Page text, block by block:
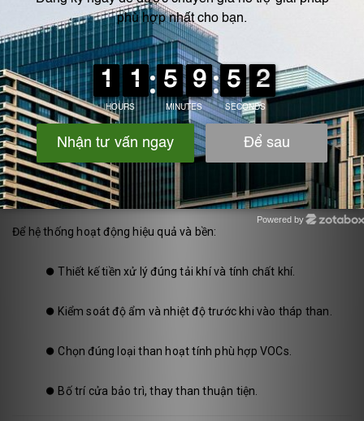
Những lưu ý khi thiết kế hệ thống
Để hệ thống hoạt động hiệu quả và bền:
⏺️Thiết kế tiền xử lý đúng tải khí và tính chất khí.
⏺️ Kiểm soát độ ẩm và nhiệt độ trước khi vào tháp than.
⏺️ Chọn đúng loại than hoạt tính phù hợp VOCs.
⏺️ Bố trí cửa bảo trì, thay than thuận tiện.
Powered by